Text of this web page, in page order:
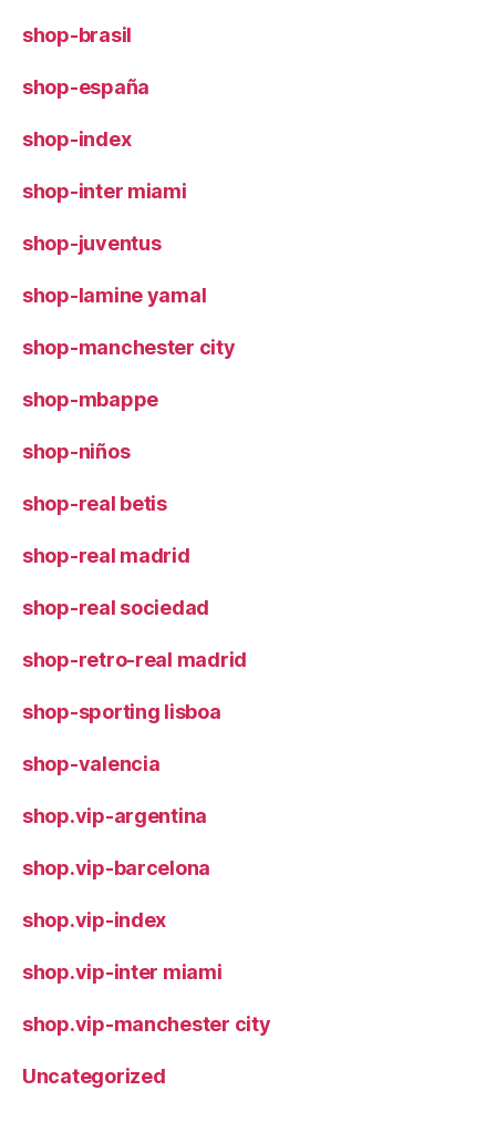
shop-brasil
shop-españa
shop-index
shop-inter miami
shop-juventus
shop-lamine yamal
shop-manchester city
shop-mbappe
shop-niños
shop-real betis
shop-real madrid
shop-real sociedad
shop-retro-real madrid
shop-sporting lisboa
shop-valencia
shop.vip-argentina
shop.vip-barcelona
shop.vip-index
shop.vip-inter miami
shop.vip-manchester city
Uncategorized